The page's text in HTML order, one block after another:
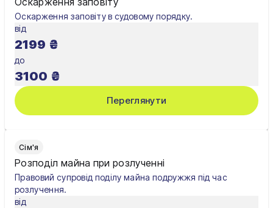
Оскарження заповіту в судовому порядку.
від
2199 ₴
до
3100 ₴
Переглянути
Сім'я
Розподіл майна при розлученні
Правовий супровід поділу майна подружжя під час
розлучення.
від